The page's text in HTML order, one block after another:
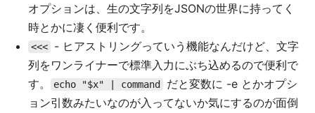
オプションは、生の文字列をJSONの世界に持ってく
時とかに凄く便利です。
<<<
- ヒアストリングっていう機能なんだけど、文字
列をワンライナーで標準入力にぶち込めるので便利で
す。
echo "$x" | command
だと変数に -e とかオプシ
ョン引数みたいなのが入ってないか気にするのが面倒